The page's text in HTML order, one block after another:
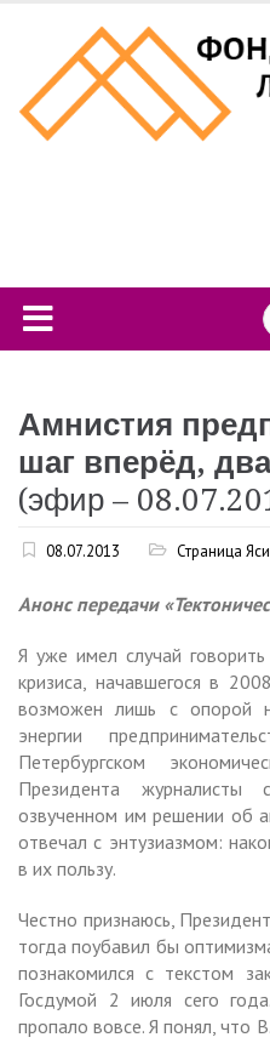
content
Амнистия
шаг вперёд,
(эфир –
08.07.2013 Страница
Анонс передачи
Я уже имел случай
кризиса, начавшегося в
возможен лишь с опорой
энергии
Петербургском
Президента
озвученном им решении об
отвечал с энтузиазмом:
в их пользу.
Честно признаюсь,
тогда поубавил бы
познакомился с текстом
Госдумой 2 июля сего
пропало вовсе. Я понял, что